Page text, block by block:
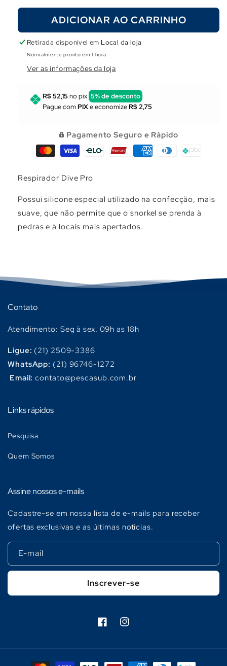
quantidade
Respirador
Dive
Pro
quantidade
de
Respirador
Dive
Pro
ADICIONAR AO CARRINHO
Retirada disponível em Local da loja
Normalmente pronto em 1 hora
Ver as informações da loja
R$ 52,15no pix 5% de desconto
Pague comPIXe economizeR$ 2,75
Pagamento Seguro e Rápido
Respirador Dive Pro
Possui silicone especial utilizado na confecção, mais
suave, que não permite que o snorkel se prenda à
pedras e à locais mais apertados.
Contato
Atendimento: Seg à sex. 09h as 18h
Ligue: (21) 2509-3386
WhatsApp: (21) 96746-1272
Email: contato@pescasub.com.br
Links rápidos
Pesquisa
Quem Somos
Assine nossos e-mails
Cadastre-se em nossa lista de e-mails para receber
ofertas exclusivas e as últimas notícias.
E-mail
Inscrever-se
FacebookInstagram
Formas